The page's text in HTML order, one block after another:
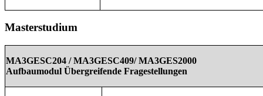
Masterstudium
MA3GESC204 / MA3GESC409/ MA3GES2000
Aufbaumodul Übergreifende Fragestellungen